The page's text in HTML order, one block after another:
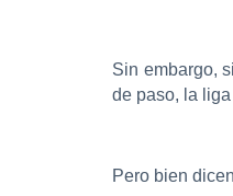
Sin embargo,
de paso, la
Pero bien